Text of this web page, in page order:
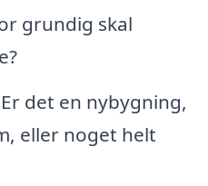
grundig skal
det en nybygning,
eller noget helt